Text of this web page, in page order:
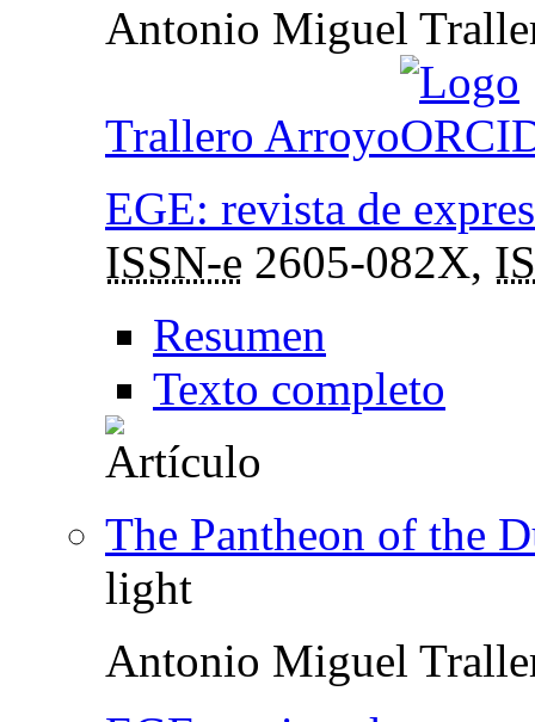
Antonio Miguel
Trallero Arroyo
EGE: revista de
ISSN-e 2605-082X,
Resumen
Texto completo
The Pantheon of the
light
Antonio Miguel